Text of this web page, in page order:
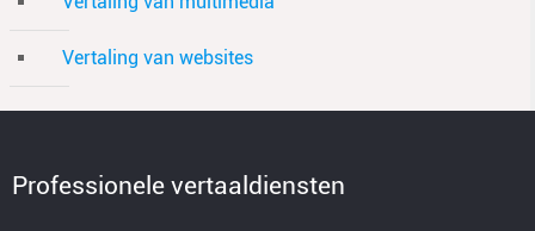
Vertaling van websites
Professionele vertaaldiensten